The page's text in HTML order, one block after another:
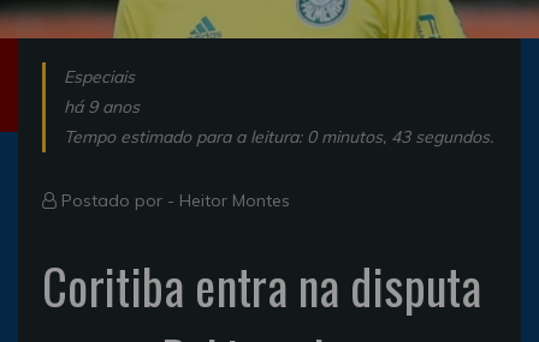
Especiais
há 9 anos
Tempo estimado para a leitura: 0 minutos, 43 segundos.
Postado por - Heitor Montes
Coritiba entra na disputa